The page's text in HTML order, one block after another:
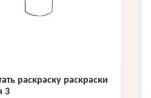
раскраску раскраски
3